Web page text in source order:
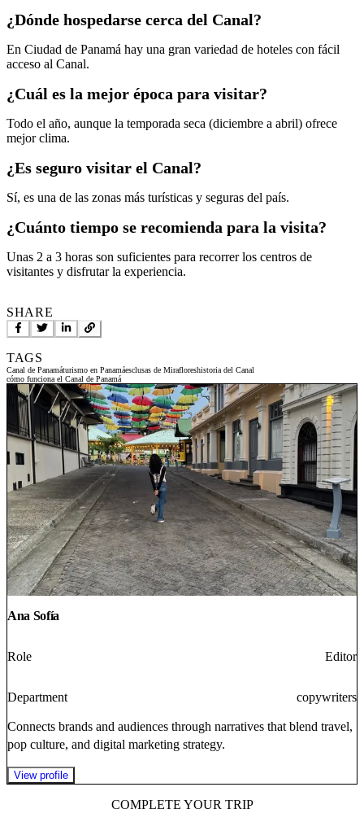
¿Dónde hospedarse cerca del Canal?
En Ciudad de Panamá hay una gran variedad de hoteles con fácil
acceso al Canal.
¿Cuál es la mejor época para visitar?
Todo el año, aunque la temporada seca (diciembre a abril) ofrece
mejor clima.
¿Es seguro visitar el Canal?
Sí, es una de las zonas más turísticas y seguras del país.
¿Cuánto tiempo se recomienda para la visita?
Unas 2 a 3 horas son suficientes para recorrer los centros de
visitantes y disfrutar la experiencia.
SHARE
TAGS
Canal de Panamáturismo en Panamáesclusas de Mirafloreshistoria del Canal
cómo funciona el Canal de Panamá
Ana Sofía
Role Editor
Department copywriters
Connects brands and audiences through narratives that blend travel,
pop culture, and digital marketing strategy.
View profile
COMPLETE YOUR TRIP